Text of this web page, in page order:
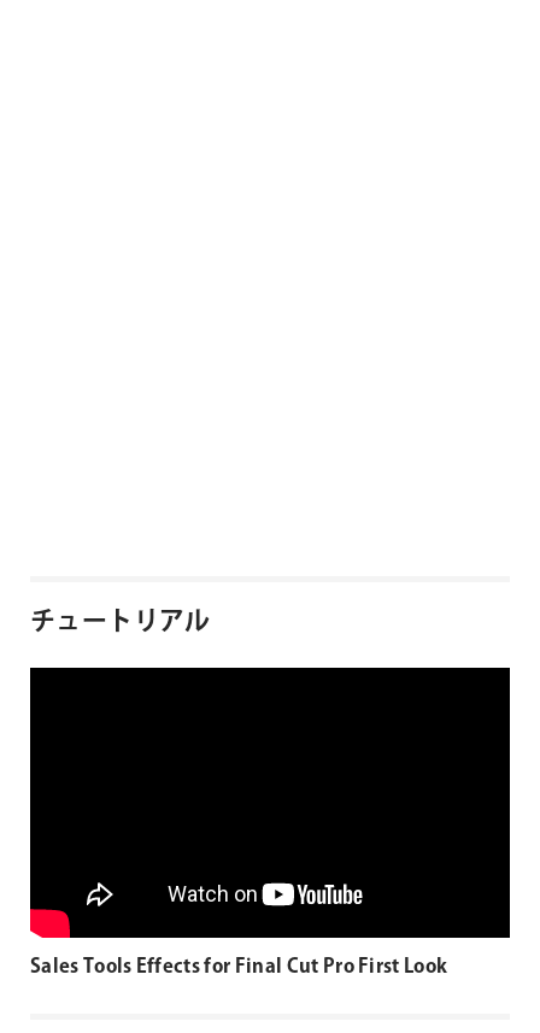
チュートリアル
Sales Tools Effects for Final Cut Pro First Look